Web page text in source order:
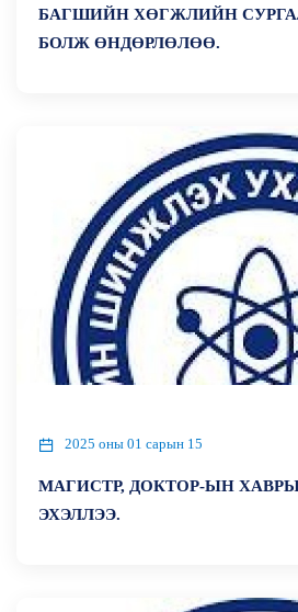
БАГШИЙН ХӨГЖЛИЙН
БОЛЖ ӨНДӨРЛӨЛӨӨ.
2025 оны 01 сарын 15
МАГИСТР, ДОКТОР-ЫН
ЭХЭЛЛЭЭ.